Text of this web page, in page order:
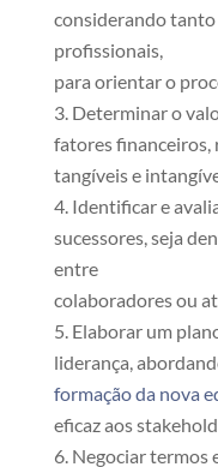
considerando
profissionais,
para orientar o
Determinar o
fatores financeiros,
tangíveis e
Identificar e
sucessores, seja
entre
colaboradores ou
Elaborar um
liderança,
formação da nova
eficaz aos
Negociar termos